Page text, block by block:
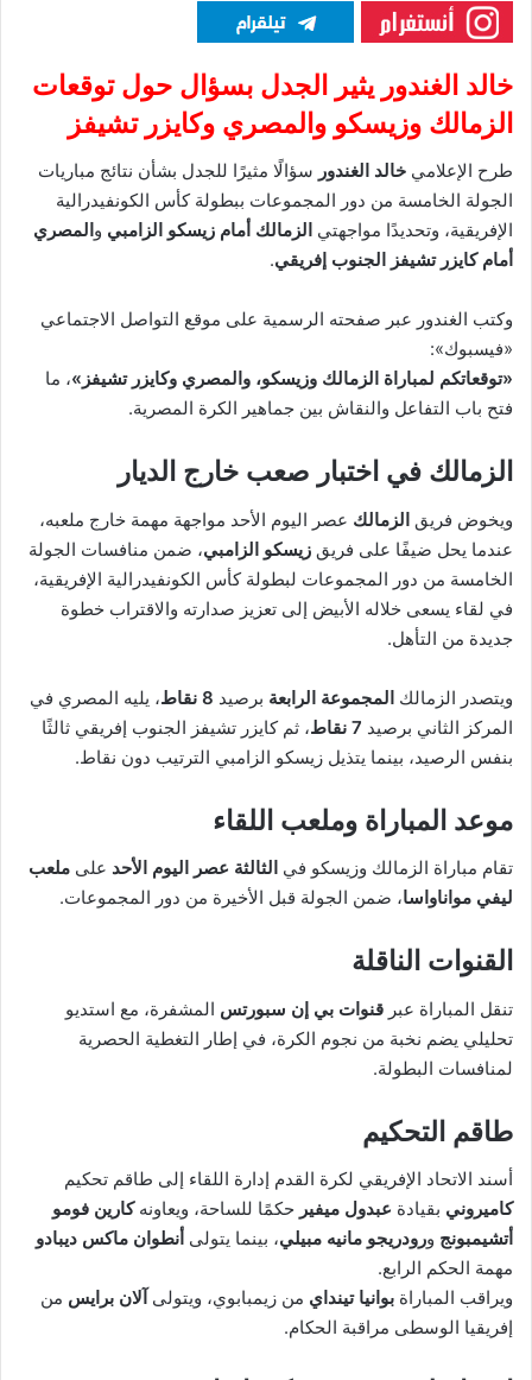
خالد الغندور يثير الجدل بسؤال حول توقعات
الزمالك وزيسكو والمصري وكايزر تشيفز
طرح الإعلامي خالد الغندور سؤالًا مثيرًا للجدل بشأن نتائج مباريات
الجولة الخامسة من دور المجموعات ببطولة كأس الكونفيدرالية
الإفريقية، وتحديدًا مواجهتي الزمالك أمام زيسكو الزامبي و المصري
أمام كايزر تشيفز الجنوب إفريقي.
وكتب الغندور عبر صفحته الرسمية على موقع التواصل الاجتماعي
«فيسبوك»:
«توقعاتكم لمباراة الزمالك وزيسكو، والمصري وكايزر تشيفز»، ما
فتح باب التفاعل والنقاش بين جماهير الكرة المصرية.
الزمالك في اختبار صعب خارج الديار
ويخوض فريق الزمالك عصر اليوم الأحد مواجهة مهمة خارج ملعبه،
عندما يحل ضيفًا على فريق زيسكو الزامبي، ضمن منافسات الجولة
الخامسة من دور المجموعات لبطولة كأس الكونفيدرالية الإفريقية،
في لقاء يسعى خلاله الأبيض إلى تعزيز صدارته والاقتراب خطوة
جديدة من التأهل.
ويتصدر الزمالك المجموعة الرابعة برصيد 8 نقاط
، يليه المصري في
المركز الثاني برصيد 7 نقاط
، ثم كايزر تشيفز الجنوب إفريقي ثالثًا
بنفس الرصيد، بينما يتذيل زيسكو الزامبي الترتيب دون نقاط.
موعد المباراة وملعب اللقاء
تقام مباراة الزمالك وزيسكو في الثالثة عصر اليوم الأحد على ملعب
ليفي مواناواسا، ضمن الجولة قبل الأخيرة من دور المجموعات.
القنوات الناقلة
تنقل المباراة عبر قنوات بي إن سبورتس المشفرة، مع استديو
تحليلي يضم نخبة من نجوم الكرة، في إطار التغطية الحصرية
لمنافسات البطولة.
طاقم التحكيم
أسند الاتحاد الإفريقي لكرة القدم إدارة اللقاء إلى طاقم تحكيم
كاميروني بقيادة عبدول ميفير حكمًا للساحة، ويعاونهكارين فومو
أتشيمبونج ورودريجو مانيه مبيلي، بينما يتولى أنطوان ماكس ديبادو
مهمة الحكم الرابع.
ويراقب المباراة بوانيا تينداي من زيمبابوي، ويتولى آلان برايس من
إفريقيا الوسطى مراقبة الحكام.